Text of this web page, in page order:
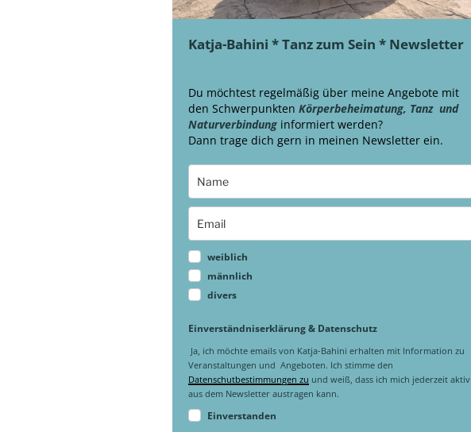
Katja-Bahini * Tanz zum Sein * Newsletter
Du möchtest regelmäßig über meine Angebote mit
den Schwerpunkten Körperbeheimatung, Tanz und
Naturverbindung informiert werden?
Dann trage dich gern in meinen Newsletter ein.
weiblich
männlich
divers
Einverständniserklärung & Datenschutz
Ja, ich möchte emails von Katja-Bahini erhalten mit Information zu
Veranstaltungen und Angeboten. Ich stimme den
Datenschutbestimmungen zu und weiß, dass ich mich jederzeit aktiv
aus dem Newsletter austragen kann.
Einverstanden